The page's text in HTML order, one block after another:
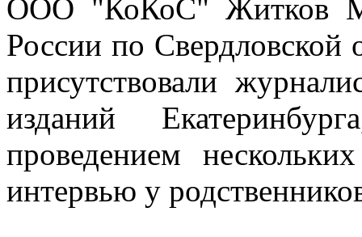
ООО "КоКоС" Житков
России по Свердловской
присутствовали
изданий
проведением
интервью у